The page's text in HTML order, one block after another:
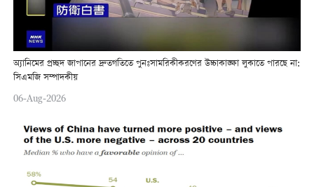
অ্যানিমের প্রচ্ছদ জাপানের দ্রুতগতিতে পুনঃসামরিকীকরণের উচ্চাকাঙ্ক্ষা লুকাতে পারছে না:
সিএমজি সম্পাদকীয়
06-Aug-2026